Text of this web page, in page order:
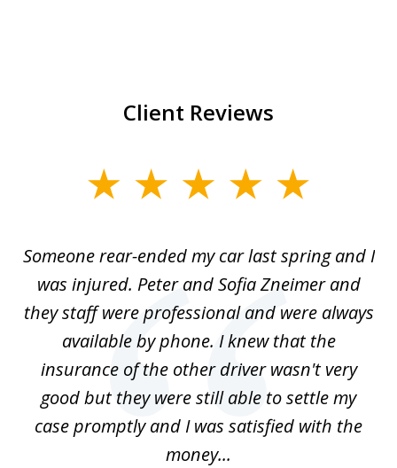
Client Reviews
5
Someone rear-ended my car last spring and I
was injured. Peter and Sofia Zneimer and
they staff were professional and were always
available by phone. I knew that the
insurance of the other driver wasn't very
good but they were still able to settle my
case promptly and I was satisfied with the
money...